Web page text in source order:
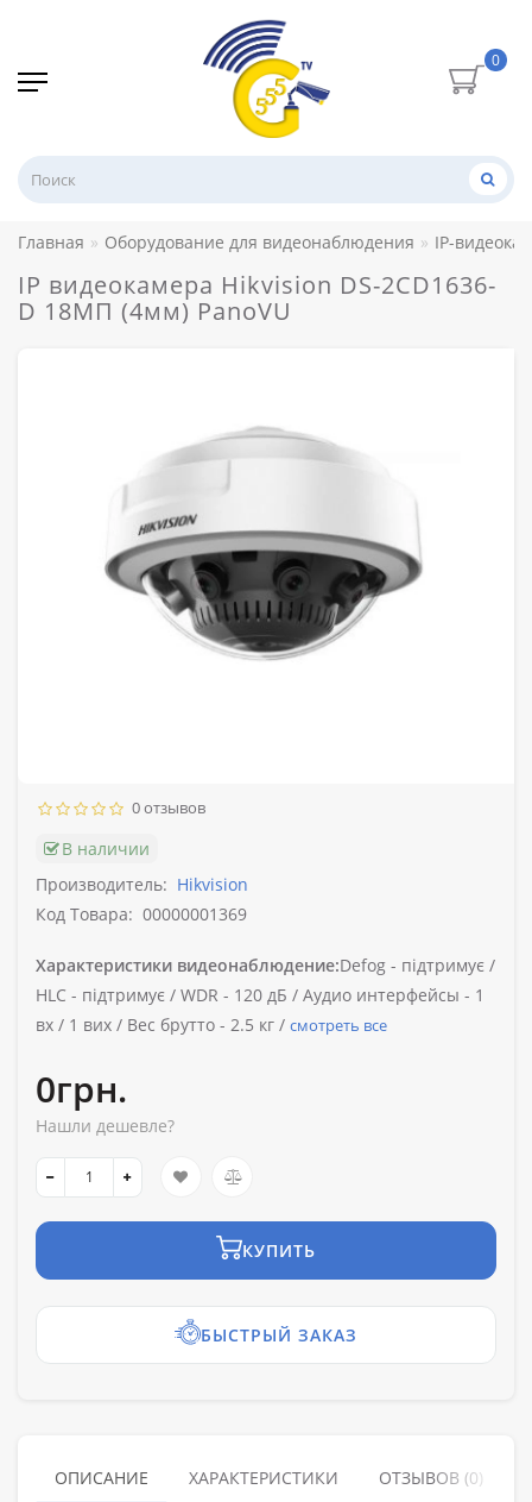
0
Главная Оборудование для видеонаблюдения IP-
IP видеокамера Hikvision DS-2CD1636-
D 18МП (4мм) PanoVU
0 отзывов
В наличии
Производитель: Hikvision
Код Товара: 00000001369
Характеристики видеонаблюдение:Defog - підтримує /
HLC - підтримує / WDR - 120 дБ / Аудио интерфейсы - 1
вх / 1 вих / Вес брутто - 2.5 кг / смотреть все
0грн.
Нашли дешевле?
КУПИТЬ
БЫСТРЫЙ ЗАКАЗ
ОПИСАНИЕ ХАРАКТЕРИСТИКИ ОТЗЫВОВ (0)